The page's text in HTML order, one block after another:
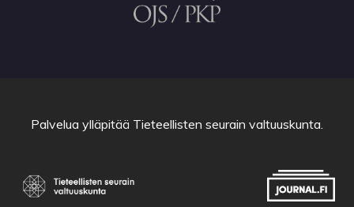
Palvelua ylläpitää Tieteellisten seurain valtuuskunta.